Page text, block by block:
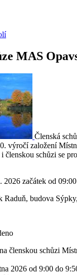
MAS
Členská
výročí založení
členskou schůzi se
2026 začátek od 09:00
Raduň, budova
členskou schůzi
2026 od 9:00 do